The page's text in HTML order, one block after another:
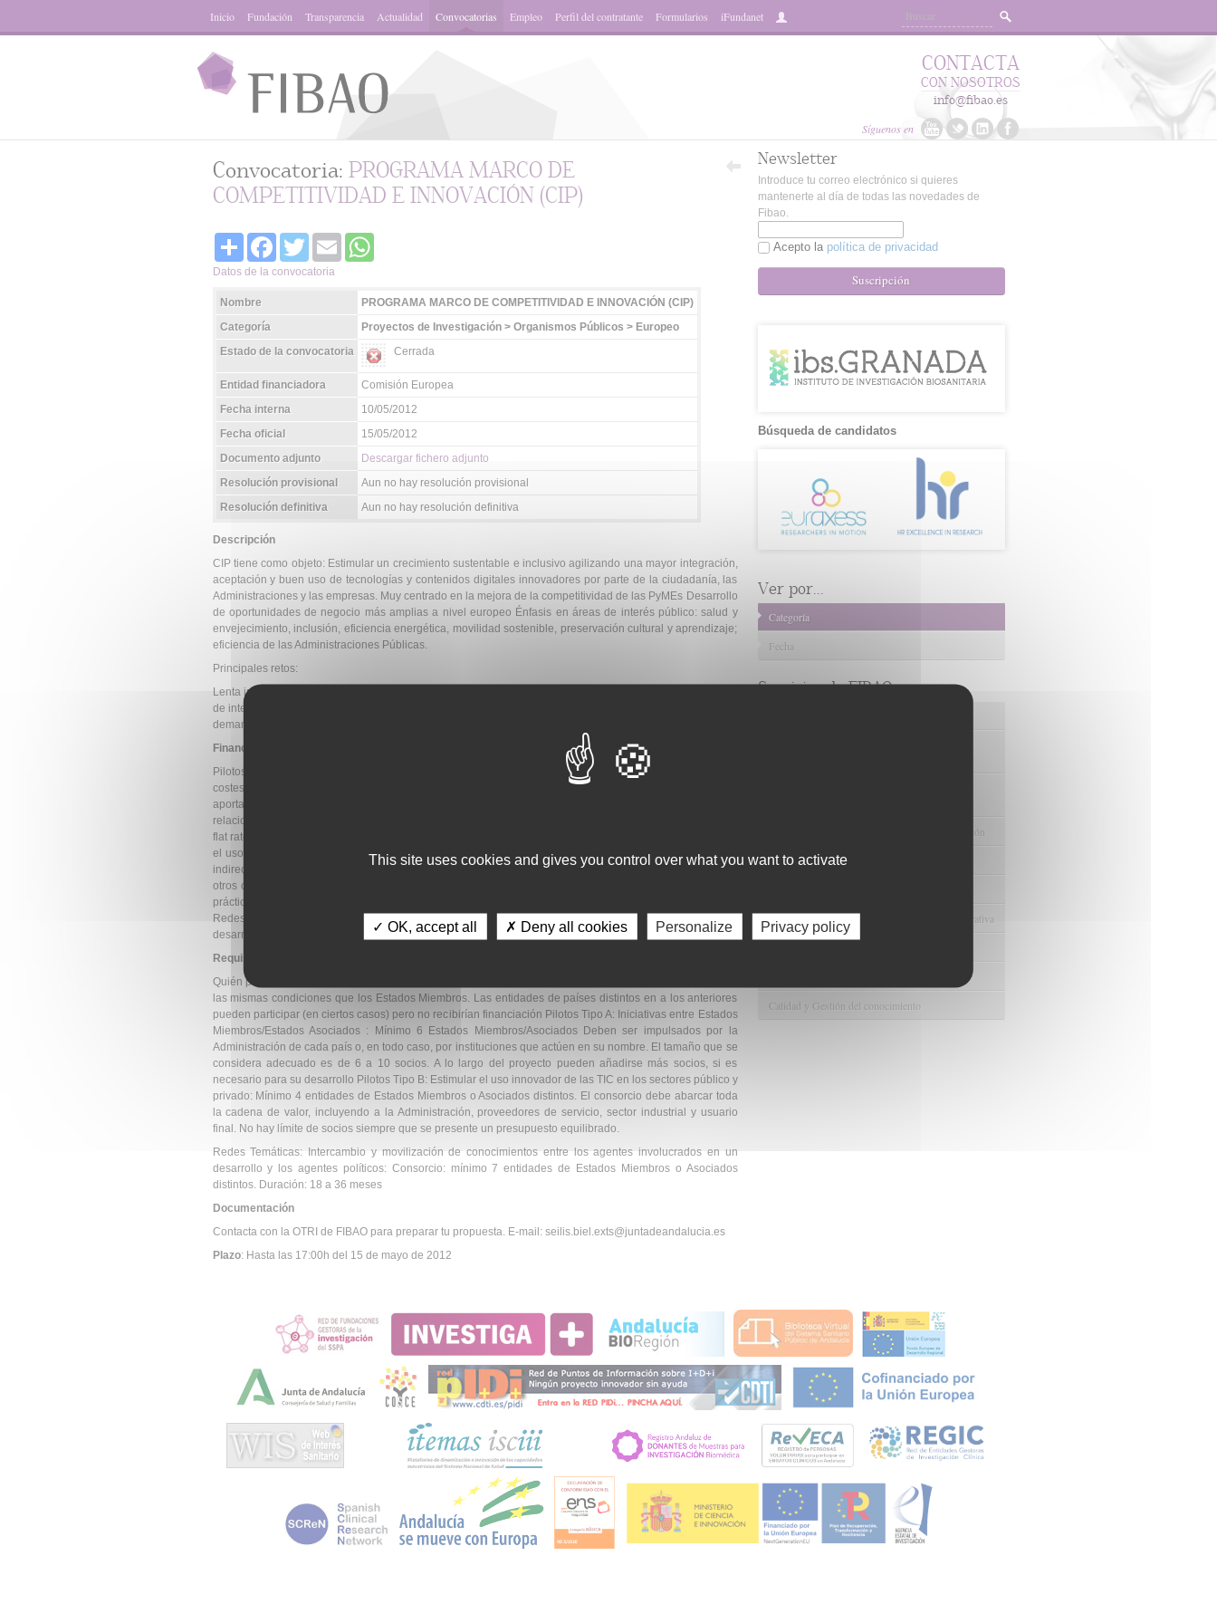
Inicio Fundación Transparencia Actualidad Convocatorias Empleo Perfil del contratante Formularios iFundanet
Síguenos en
CONTACTA
CON NOSOTROS
info@fibao.es
Convocatoria: PROGRAMA MARCO DE
COMPETITIVIDAD E INNOVACIÓN (CIP)
Share FacebookTwitter Email
Datos de la convocatoria
Nombre
PROGRAMA MARCO DE COMPETITIVIDAD E INNOVACIÓN (CIP)
Categoría
Proyectos de Investigación > Organismos Públicos > Europeo
Estado de la convocatoria
Cerrada
Entidad financiadora
Comisión Europea
Fecha interna
10/05/2012
Fecha oficial
15/05/2012
Documento adjunto
Descargar fichero adjunto
Resolución provisional
Aun no hay resolución provisional
Resolución definitiva
Aun no hay resolución definitiva
Descripción
CIP tiene como objeto: Estimular un crecimiento sustentable e inclusivo agilizando una mayor integración,
aceptación y buen uso de tecnologías y contenidos digitales innovadores por parte de la ciudadanía, las
Administraciones y las empresas. Muy centrado en la mejora de la competitividad de las PyMEs Desarrollo
de oportunidades de negocio más amplias a nivel europeo Énfasis en áreas de interés público: salud y
envejecimiento, inclusión, eficiencia energética, movilidad sostenible, preservación cultural y aprendizaje;
eficiencia de las Administraciones Públicas.
Principales retos:
Lenta implantación de las TIC en el sector público: fomento de la innovación desde el sector público Falta
de interoperabilidad entre soluciones en territorio Europeo: fomento de la innovación desde el lado de la
demanda
Financiación
Pilotos Tipo A:
Iniciativas entre Estados Miembros/Estados Asociados La CE sólo financiará el 50% de los
costes para alcanzar la interoperabilidad de las soluciones, no su desarrollo o implantación local, con una
aportación media de 5-10M€ Costes directos financiables: personal, subcontratación y otros costes
relacionados con interoperabilidad de la solución actualmente en marcha Costes indirectos financiables:
flat rate del 30% de los costes de personal Otros costes debidamente justificados
el uso innovador de las TIC en los sectores público y privado 50% de los costes elegibles (directos e
indirectos) con una aportación media de 2 a 4M€ Costes directos financiables: personal, subcontratación y
otros costes como viajes y dietas; las Administraciones Públicas deberán respetar las normas y buenas
prácticas en Compra Pública Costes indirectos financiables: flat rate del 30% de los costes de personal
Redes Temáticas
: Intercambio y movilización de conocimientos entre los agentes involucrados en un
desarrollo y los agentes políticos: 300K a 500K€ a través de flat rates para cada socio
Requisitos
Quién puede participar: toda entidad de los Estados Miembros o países asociados que participarían bajo
las mismas condiciones que los Estados Miembros. Las entidades de países distintos en a los anteriores
pueden participar (en ciertos casos) pero no recibirían financiación Pilotos Tipo A: Iniciativas entre Estados
Miembros/Estados Asociados : Mínimo 6 Estados Miembros/Asociados Deben ser impulsados por la
Administración de cada país o, en todo caso, por instituciones que actúen en su nombre. El tamaño que se
considera adecuado es de 6 a 10 socios. A lo largo del proyecto pueden añadirse más socios, si es
necesario para su desarrollo Pilotos Tipo B: Estimular el uso innovador de las TIC en los sectores público y
privado: Mínimo 4 entidades de Estados Miembros o Asociados distintos. El consorcio debe abarcar toda
la cadena de valor, incluyendo a la Administración, proveedores de servicio, sector industrial y usuario
final. No hay límite de socios siempre que se presente un presupuesto equilibrado.
Redes Temáticas: Intercambio y movilización de conocimientos entre los agentes involucrados en un
desarrollo y los agentes políticos: Consorcio: mínimo 7 entidades de Estados Miembros o Asociados
distintos. Duración: 18 a 36 meses
Documentación
Contacta con la OTRI de FIBAO para preparar tu propuesta. E-mail: seilis.biel.exts@juntadeandalucia.es
Plazo: Hasta las 17:00h del 15 de mayo de 2012
Newsletter
Introduce tu correo electrónico si quieres
mantenerte al día de todas las novedades de
Fibao.
Acepto la política de privacidad
Suscripción
Búsqueda de candidatos
Ver por...
Categoría
Fecha
Servicios de FIBAO
Gestión de Ayudas y Oportunidad de Financiación
Apoyo Metodológico y/o Estadístico
Asesoramiento y Gestión Económica-Administrativa
Comunicación y Promoción de la Investigación
Calidad y Gestión del conocimiento
This site uses cookies and gives you control over what you want to activate
✓ OK, accept all ✗ Deny all cookies Personalize Privacy policy